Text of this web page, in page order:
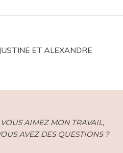
ET ALEXANDRE
VOUS AIMEZ MON TRAVAIL,
AVEZ DES QUESTIONS ?